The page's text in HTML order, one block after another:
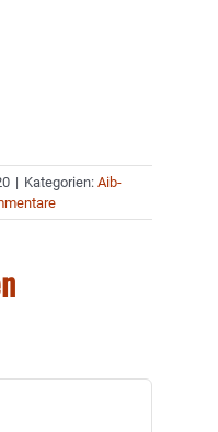
| Kategorien: Aib-